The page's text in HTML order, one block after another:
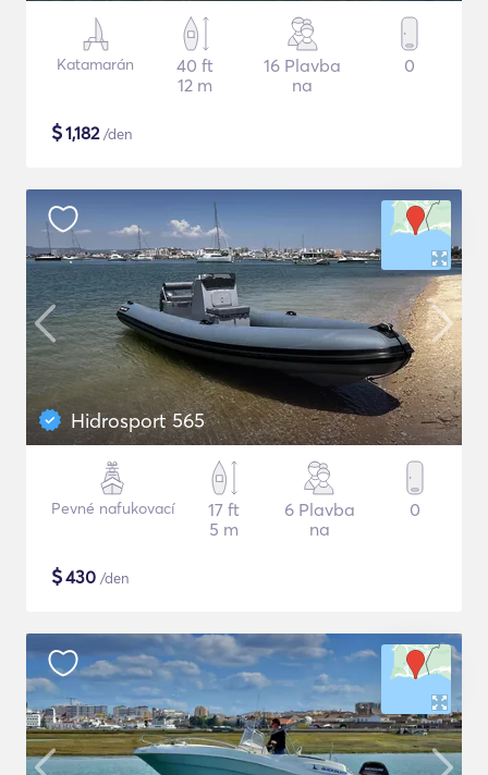
Katamarán
40 ft
12 m
16 Plavba
na
0
$1,182/den
Hidrosport 565
Pevné nafukovací
17 ft
5 m
6 Plavba
na
0
$430 /den